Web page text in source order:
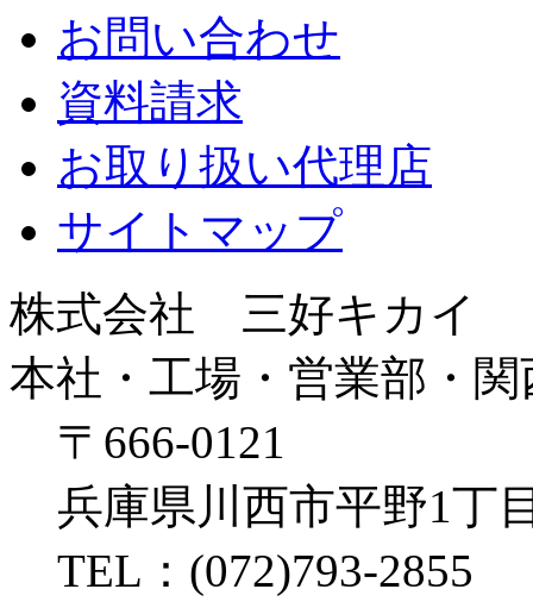
お問い合わせ
資料請求
お取り扱い代理店
サイトマップ
株式会社 三好キカイ
本社・工場・営業部・関
〒666-0121
兵庫県川西市平野1丁
TEL：(072)793-2855